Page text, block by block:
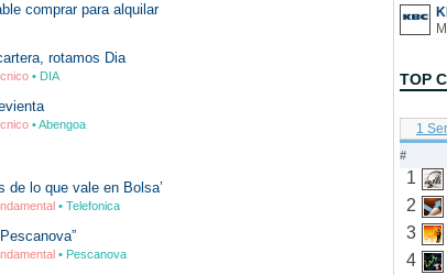
comprar para alquilar
rotamos Dia
• DIA
• Abengoa
de lo que vale en Bolsa’
• Telefonica
• Pescanova
TOP
1
#
1
2
3
4